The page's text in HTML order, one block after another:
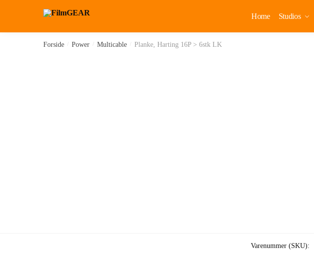
Home Studios
Forside Power Multicable Planke, Harting 16P > 6stk LK
Varenummer (SKU):